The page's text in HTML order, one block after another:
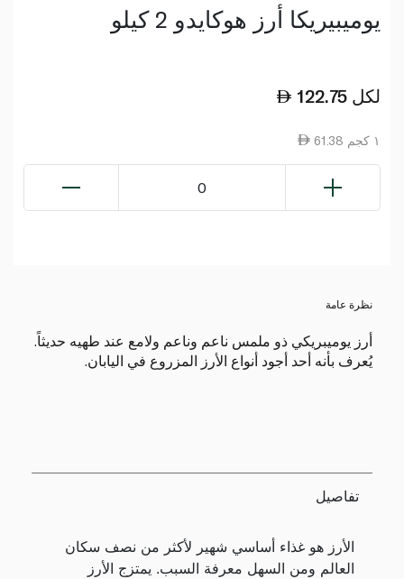
يوميبيريكا أرز هوكايدو 2 كيلو
122.75 لكل
61.38 ١ كجم
0
نظرة عامة
أرز يوميبريكي ذو ملمس ناعم وناعم ولامع عند طهيه حديثاً.
يُعرف بأنه أحد أجود أنواع الأرز المزروع في اليابان.
تفاصيل
الأرز هو غذاء أساسي شهير لأكثر من نصف سكان
العالم ومن السهل معرفة السبب. يمتزج الأرز